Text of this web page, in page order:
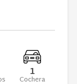
1
Cochera